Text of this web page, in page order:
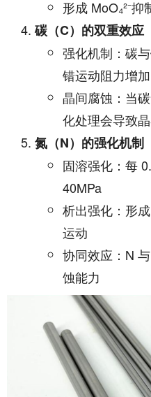
形成 MoO₄²⁻
碳（C）的双重效应
强化机制：碳
错运动阻力增
晶间腐蚀：当
化处理会导致
氮（N）的强化机制
固溶强化：每
40MPa
析出强化：形
运动
协同效应：N
蚀能力